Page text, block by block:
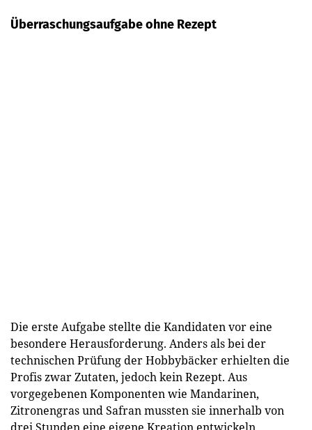
Überraschungsaufgabe ohne Rezept
Die erste Aufgabe stellte die Kandidaten vor eine
besondere Herausforderung. Anders als bei der
technischen Prüfung der Hobbybäcker erhielten die
Profis zwar Zutaten, jedoch kein Rezept. Aus
vorgegebenen Komponenten wie Mandarinen,
Zitronengras und Safran mussten sie innerhalb von